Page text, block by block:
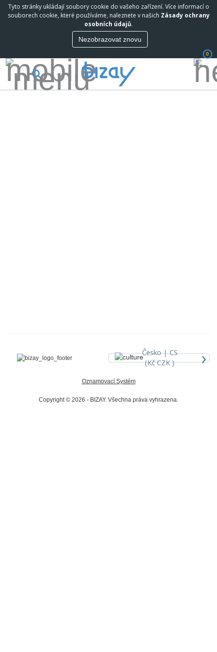
Tyto stránky ukládají soubory cookie do vašeho zařízení. Více informací o
souborech cookie, které používáme, naleznete v našich Zásady ochrany
osobních údajů.
Nezobrazovat znovu
0
Česko |CS
(Kč CZK )
›
Oznamovací Systém
Copyright © 2026 - BIZAY. Všechna práva vyhrazena.